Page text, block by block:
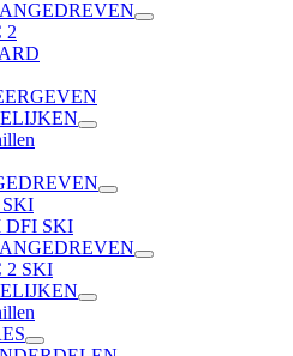
2
DFI SKI
2 SKI